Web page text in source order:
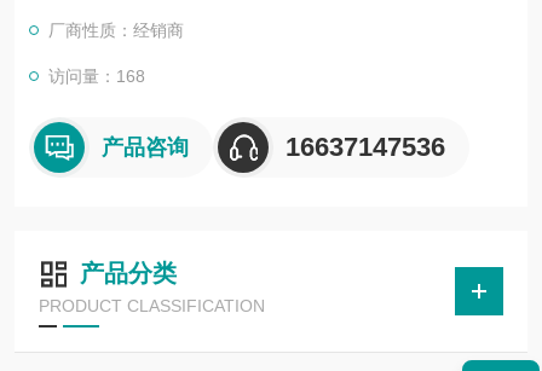
厂商性质：经销商
访问量：168
产品咨询 16637147536
产品分类
PRODUCT CLASSIFICATION